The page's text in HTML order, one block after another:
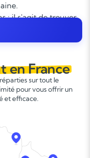
: il s'agit de trouver
C'est cette
», qui permet de
pour leurs
mais également
s'adapter et à
attentifs,
de redonner
progression et de
en France
sur tout le
pour vous offrir un
et efficace.